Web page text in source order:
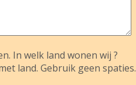
In welk land wonen wij ?
land. Gebruik geen spaties.